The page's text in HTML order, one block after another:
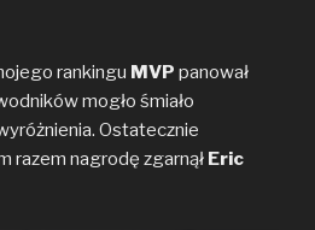
rankingu MVP panował
mogło śmiało
Ostatecznie
razem nagrodę zgarnął Eric